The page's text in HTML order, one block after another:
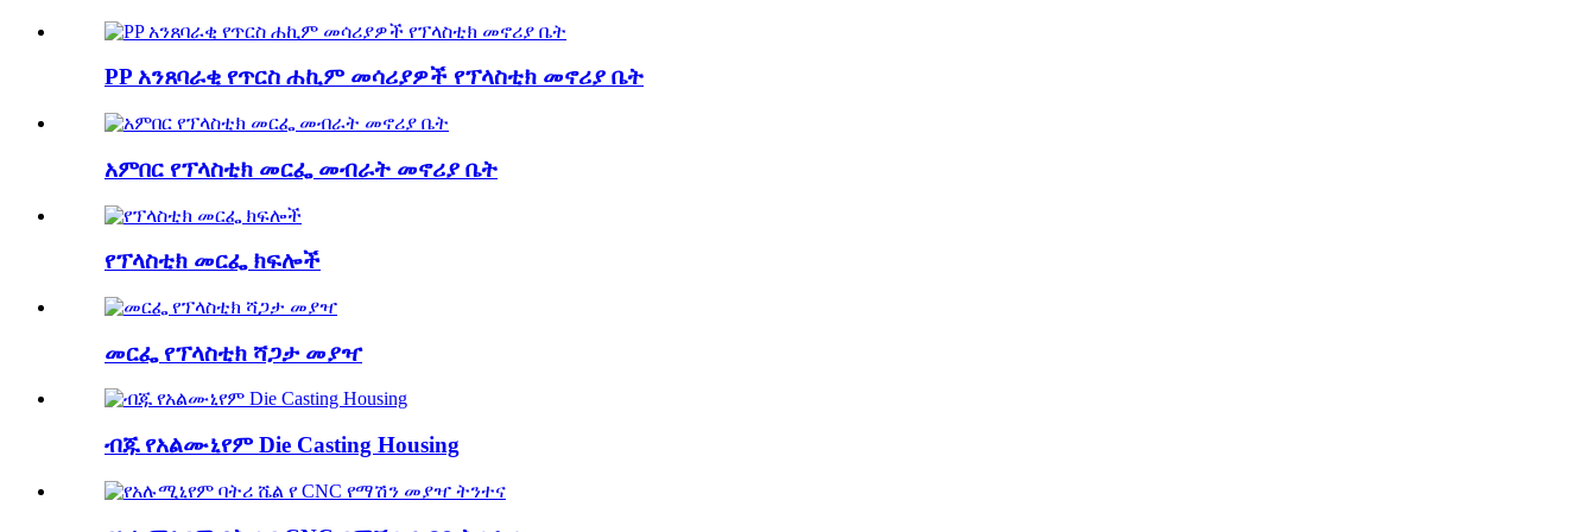
PP አንጸባራቂ የጥርስ ሐኪም መሳሪያዎች የፕላስቲክ መኖሪያ ቤት
አምበር የፕላስቲክ መርፌ መብራት መኖሪያ ቤት
የፕላስቲክ መርፌ ክፍሎች
መርፌ የፕላስቲክ ሻጋታ መያዣ
ብጁ የአልሙኒየም Die Casting Housing